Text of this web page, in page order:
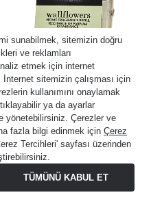
Moonlit Goddess
Oda Kokusu Yedeği
799,00 ₺